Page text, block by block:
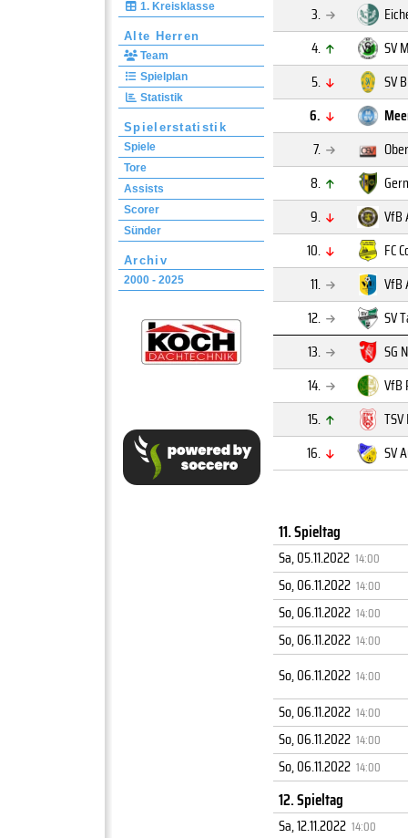
1. Kreisklasse
Alte Herren
Team
Spielplan
Statistik
Spielerstatistik
Spiele
Tore
Assists
Scorer
Sünder
Archiv
2000 - 2025
3.
4.
SV
5.
SV
6.
7.
8.
9.
VfB
10.
FC
11.
VfB
12.
SV
13.
SG
14.
VfB
15.
16.
SV
11. Spieltag
Sa, 05.11.2022 14:00
So, 06.11.2022 14:00
So, 06.11.2022 14:00
So, 06.11.2022 14:00
So, 06.11.2022 14:00
So, 06.11.2022 14:00
So, 06.11.2022 14:00
So, 06.11.2022 14:00
12. Spieltag
Sa, 12.11.2022 14:00